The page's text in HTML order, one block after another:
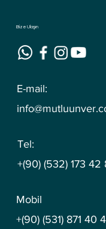
Bize Ulaşın
E-mail:
Tel:
+(90) (532) 173 42
Mobil
+(90) (531) 871 40